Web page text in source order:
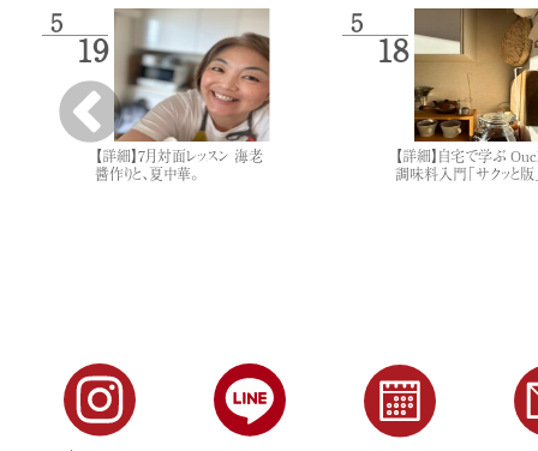
5
19
【詳細】7月対面レッスン 海老
醬作りと、夏中華。
5
18
【詳細】自宅で学ぶ
調味料入門「サクッと版